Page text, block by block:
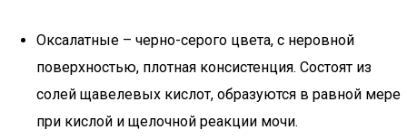
Оксалатные – черно-серого цвета, с неровной
поверхностью, плотная консистенция. Состоят из
солей щавелевых кислот, образуются в равной мере
при кислой и щелочной реакции мочи.